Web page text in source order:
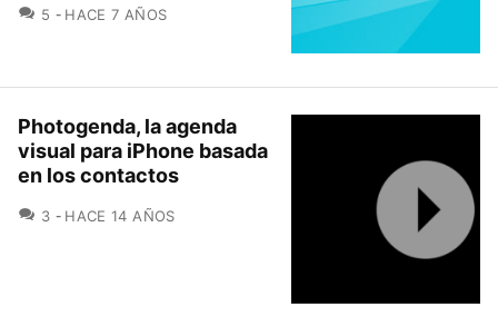
5 COMENTARIOS
HACE 7 AÑOS
Photogenda, la agenda
visual para iPhone basada
en los contactos
3 COMENTARIOS
HACE 14 AÑOS